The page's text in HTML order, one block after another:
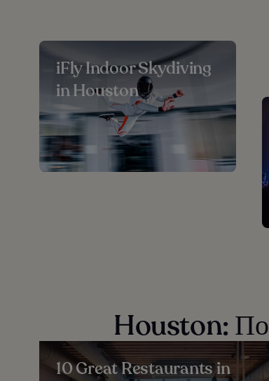
iFly Indoor Skydiving
in Houston
Houston:
10 Great Restaurants in